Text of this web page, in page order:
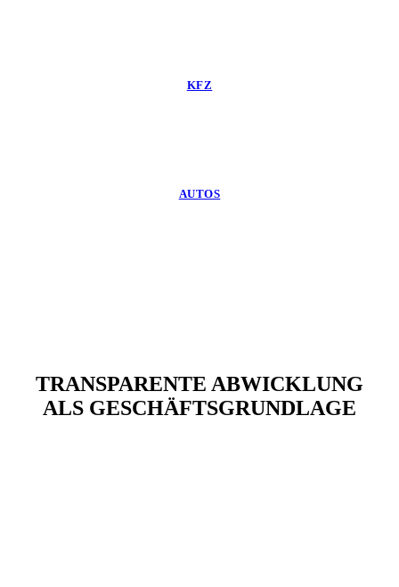
KFZ
AUTOS
TRANSPARENTE ABWICKLUNG
ALS GESCHÄFTSGRUNDLAGE